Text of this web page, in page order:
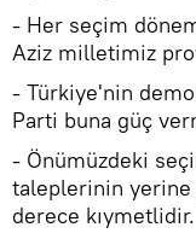
- Her seçim
Aziz milletimiz
- Türkiye'nin
Parti buna güç
- Önümüzdeki
taleplerinin yerine
derece kıymetlidir.